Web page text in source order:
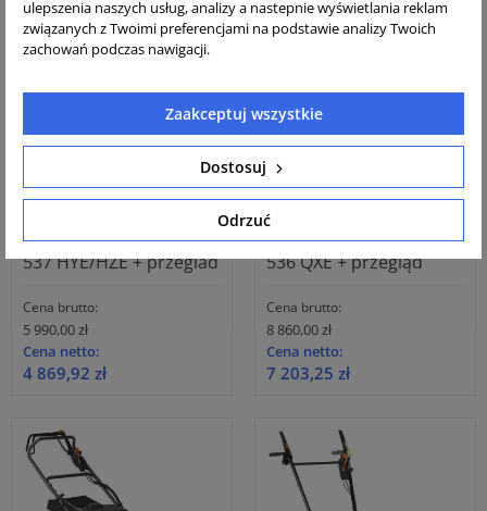
Kosiarka Honda HRX
537 HYE/HZE + przeglad
Cena brutto:
5 990,00 zł
Cena netto:
4 869,92 zł
Kosiarka Honda HRH
536 QXE + przegląd
Cena brutto:
8 860,00 zł
Cena netto:
7 203,25 zł
ulepszenia naszych usług, analizy a nastepnie wyświetlania reklam
związanych z Twoimi preferencjami na podstawie analizy Twoich
zachowań podczas nawigacji.
Odrzuć
Dostosuj
Zaakceptuj wszystkie